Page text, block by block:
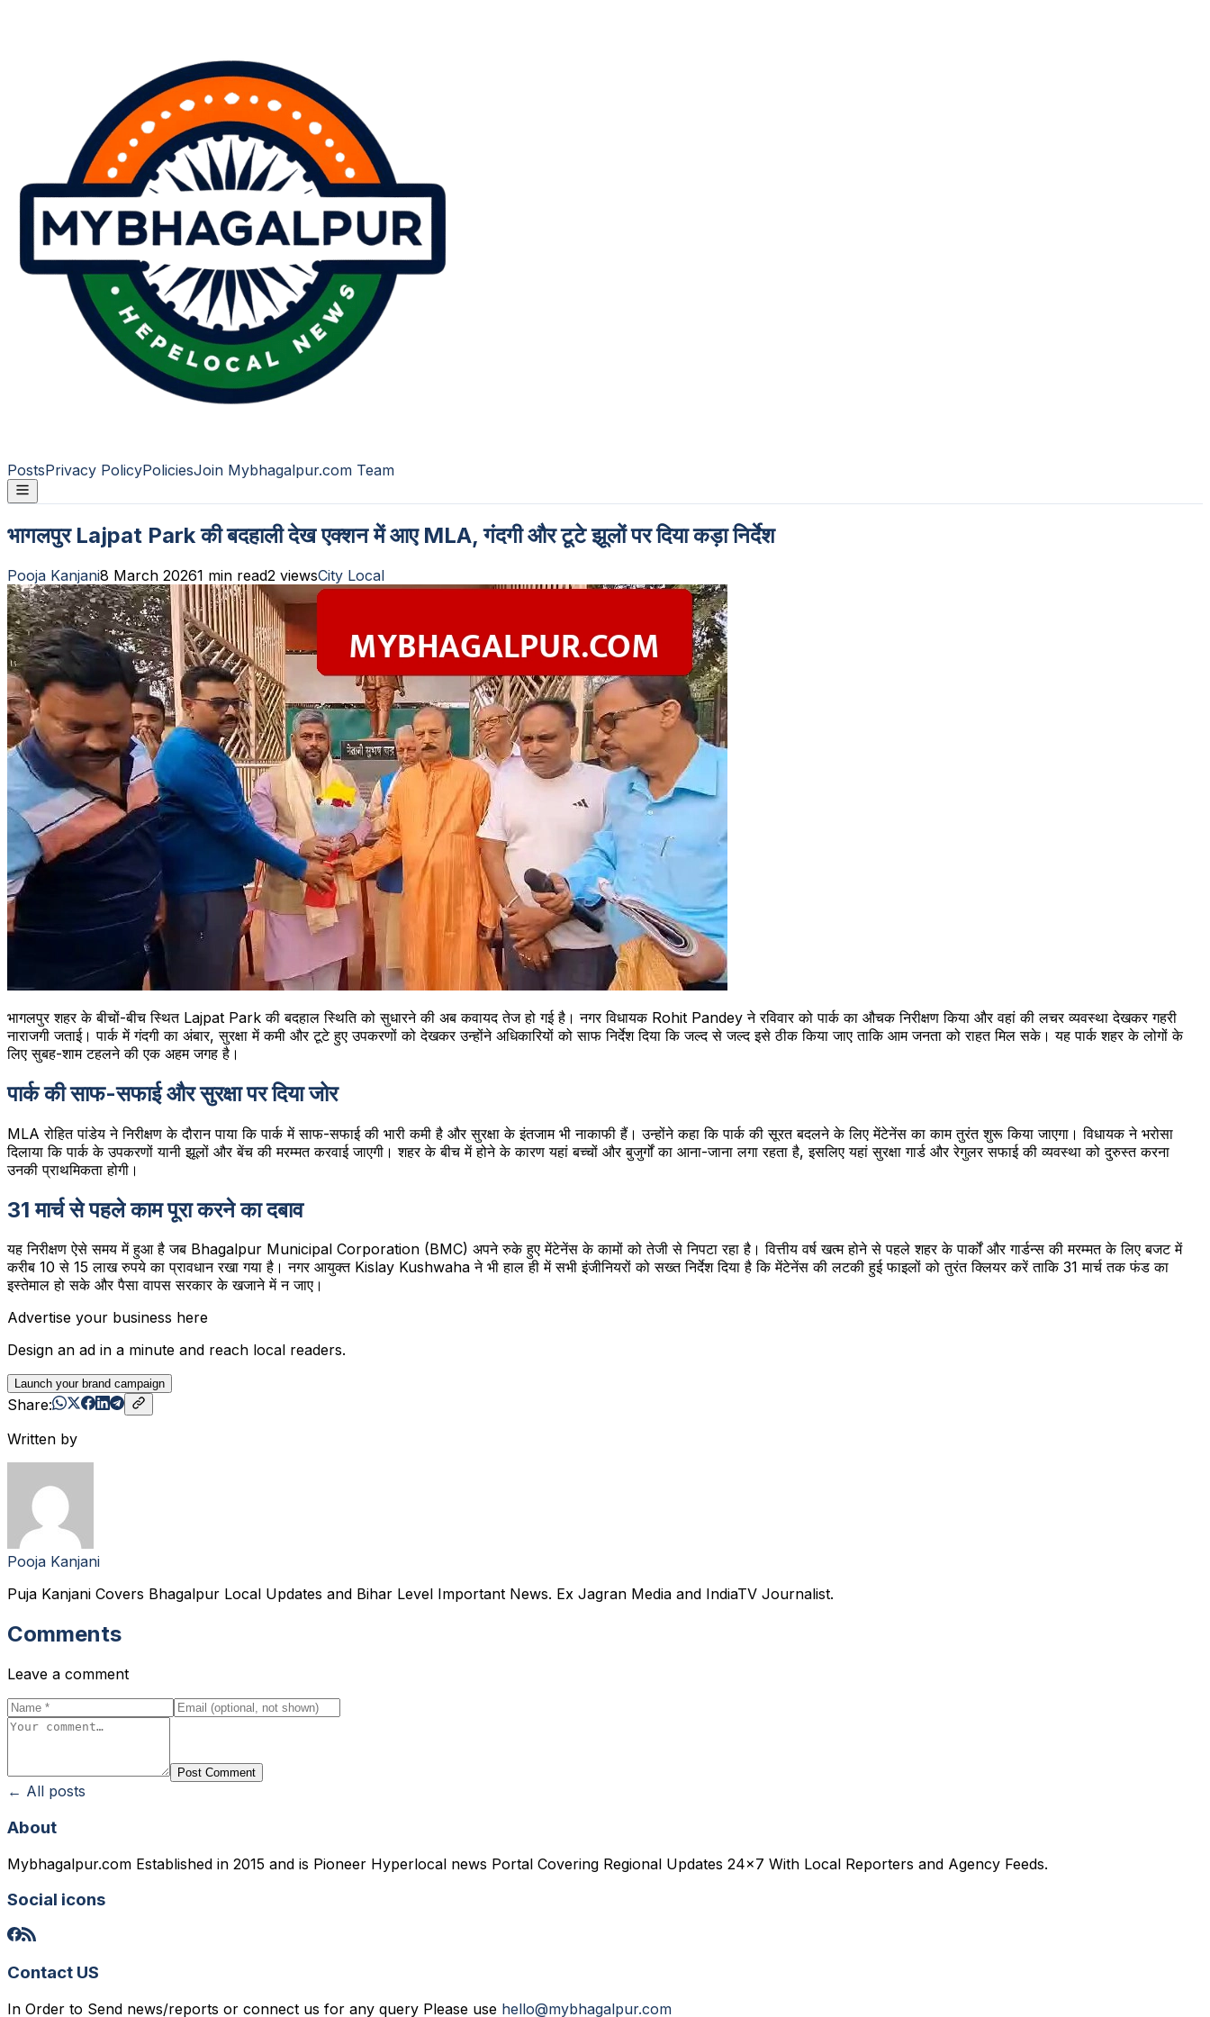
PostsPrivacy PolicyPoliciesJoin Mybhagalpur.com Team
भागलपुर Lajpat Park की बदहाली देख एक्शन में आए MLA, गंदगी और टूटे झूलों पर दिया कड़ा निर्देश
Pooja Kanjani8 March 20261 min read2 viewsCity Local
भागलपुर शहर के बीचों-बीच स्थित Lajpat Park की बदहाल स्थिति को सुधारने की अब कवायद तेज हो गई है। नगर विधायक Rohit Pandey ने रविवार को पार्क का औचक निरीक्षण किया और वहां की लचर व्यवस्था देखकर गहरी
नाराजगी जताई। पार्क में गंदगी का अंबार, सुरक्षा में कमी और टूटे हुए उपकरणों को देखकर उन्होंने अधिकारियों को साफ निर्देश दिया कि जल्द से जल्द इसे ठीक किया जाए ताकि आम जनता को राहत मिल सके। यह पार्क शहर के लोगों के
लिए सुबह-शाम टहलने की एक अहम जगह है।
पार्क की साफ-सफाई और सुरक्षा पर दिया जोर
MLA रोहित पांडेय ने निरीक्षण के दौरान पाया कि पार्क में साफ-सफाई की भारी कमी है और सुरक्षा के इंतजाम भी नाकाफी हैं। उन्होंने कहा कि पार्क की सूरत बदलने के लिए मेंटेनेंस का काम तुरंत शुरू किया जाएगा। विधायक ने भरोसा
दिलाया कि पार्क के उपकरणों यानी झूलों और बेंच की मरम्मत करवाई जाएगी। शहर के बीच में होने के कारण यहां बच्चों और बुजुर्गों का आना-जाना लगा रहता है, इसलिए यहां सुरक्षा गार्ड और रेगुलर सफाई की व्यवस्था को दुरुस्त करना
उनकी प्राथमिकता होगी।
31 मार्च से पहले काम पूरा करने का दबाव
यह निरीक्षण ऐसे समय में हुआ है जब Bhagalpur Municipal Corporation (BMC) अपने रुके हुए मेंटेनेंस के कामों को तेजी से निपटा रहा है। वित्तीय वर्ष खत्म होने से पहले शहर के पार्कों और गार्डन्स की मरम्मत के लिए बजट में
करीब 10 से 15 लाख रुपये का प्रावधान रखा गया है। नगर आयुक्त Kislay Kushwaha ने भी हाल ही में सभी इंजीनियरों को सख्त निर्देश दिया है कि मेंटेनेंस की लटकी हुई फाइलों को तुरंत क्लियर करें ताकि 31 मार्च तक फंड का
इस्तेमाल हो सके और पैसा वापस सरकार के खजाने में न जाए।
Advertise your business here
Design an ad in a minute and reach local readers.
Launch your brand campaign
Share:
Written by
Pooja Kanjani
Puja Kanjani Covers Bhagalpur Local Updates and Bihar Level Important News. Ex Jagran Media and IndiaTV Journalist.
Comments
Leave a comment
Post Comment
← All posts
About
Mybhagalpur.com Established in 2015 and is Pioneer Hyperlocal news Portal Covering Regional Updates 24x7 With Local Reporters and Agency Feeds.
Social icons
Contact US
In Order to Send news/reports or connect us for any query Please use hello@mybhagalpur.com